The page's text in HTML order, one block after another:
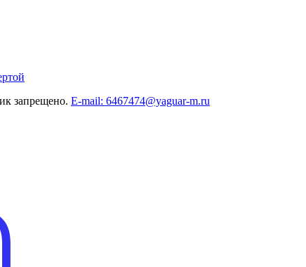
запрещено. E-mail: 6467474@yaguar-m.ru